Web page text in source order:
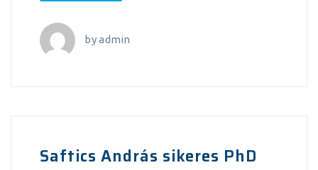
byadmin
Saftics András sikeres PhD